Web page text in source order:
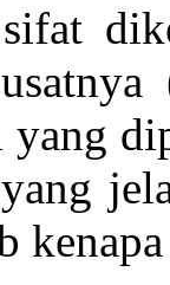
yang